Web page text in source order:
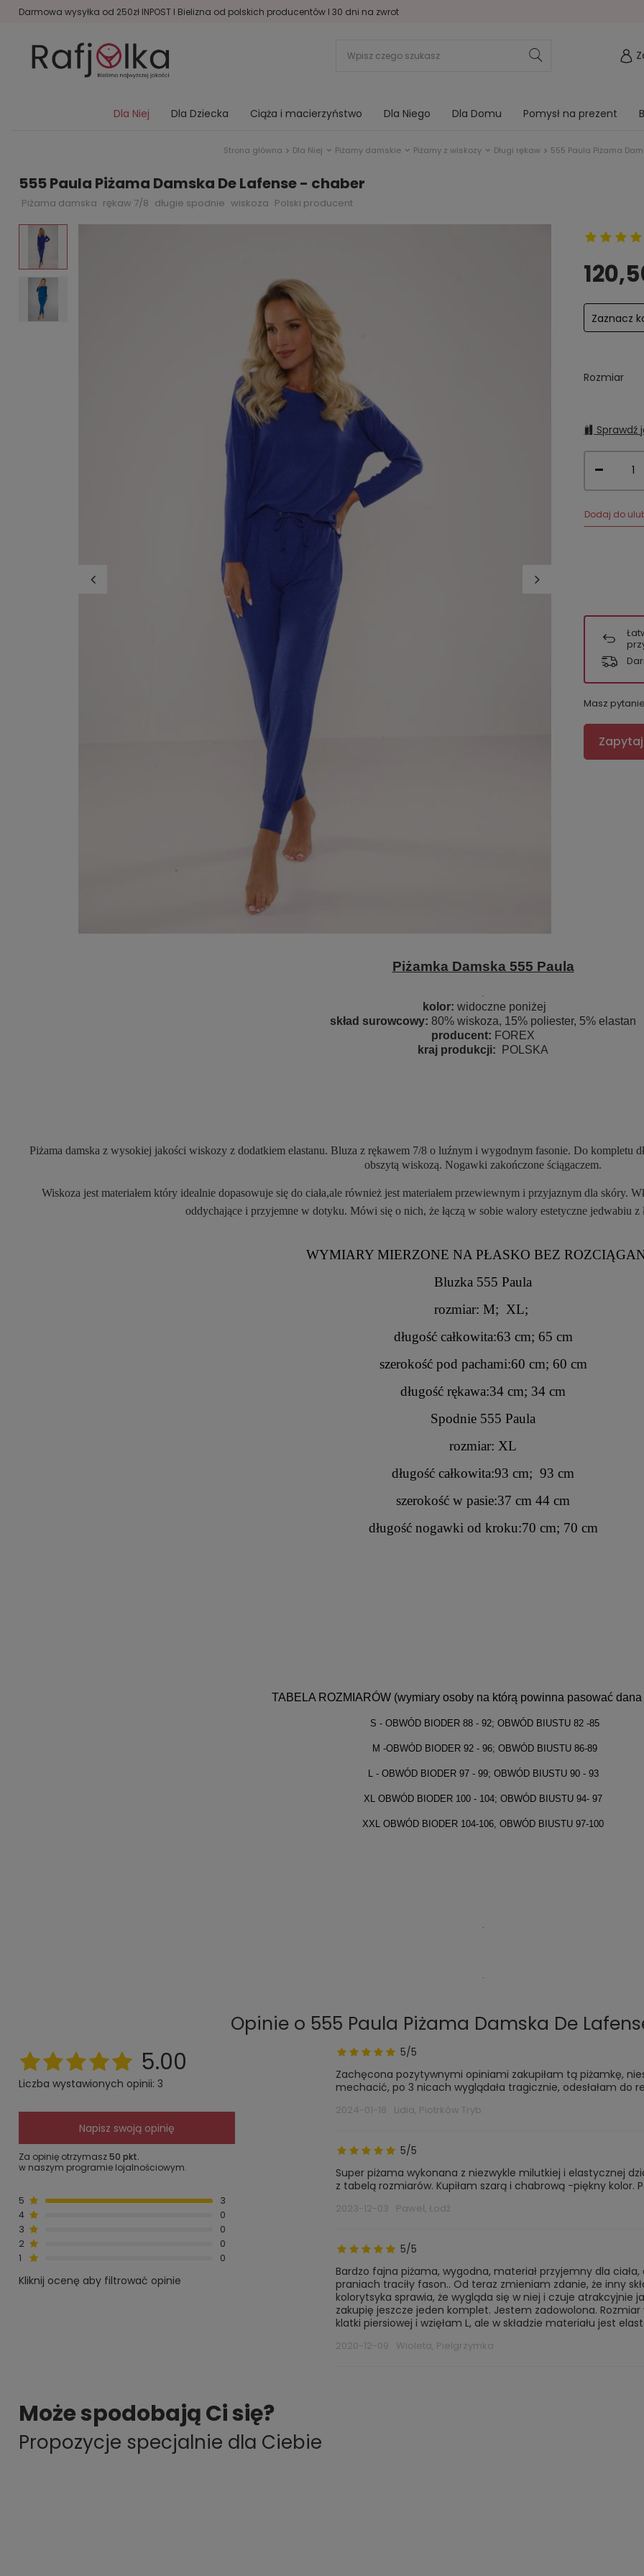
Darmowa wysyłka od 250zł INPOST I Bielizna od polskich producentów I 30 dni na zwrot
Dla Niej Dla Dziecka Ciąża i macierzyństwo Dla Niego Dla Domu Pomysł na prezent
Strona główna Dla Niej Piżamy damskie Piżamy z wiskozy Długi rękaw 555 Paula Piżama
555 Paula Piżama Damska De Lafense - chaber
Piżama damska rękaw 7/8 długie spodnie wiskoza Polski producent
Zaznacz
Rozmiar
Sprawdź
Dodaj do
Masz
Piżamka Damska 555 Paula
.
kolor: widoczne poniżej
skład surowcowy: 80% wiskoza, 15% poliester, 5% elastan
producent: FOREX
kraj produkcji: POLSKA
Piżama damska z wysokiej jakości wiskozy z dodatkiem elastanu. Bluza z rękawem 7/8 o luźnym i wygodnym fasonie. Do kompletu
obszytą wiskozą. Nogawki zakończone ściągaczem.
Wiskoza jest materiałem który idealnie dopasowuje się do ciała,ale również jest materiałem przewiewnym i przyjaznym dla skóry.
oddychające i przyjemne w dotyku. Mówi się o nich, że łączą w sobie walory estetyczne jedwabiu z
WYMIARY MIERZONE NA PŁASKO BEZ
Bluzka 555 Paula
rozmiar: M; XL;
długość całkowita:63 cm; 65 cm
szerokość pod pachami:60 cm; 60 cm
długość rękawa:34 cm; 34 cm
Spodnie 555 Paula
rozmiar: XL
długość całkowita:93 cm; 93 cm
szerokość w pasie:37 cm 44 cm
długość nogawki od kroku:70 cm; 70 cm
TABELA ROZMIARÓW (wymiary osoby na którą powinna pasować
S - OBWÓD BIODER 88 - 92; OBWÓD BIUSTU 82 -85
M -OBWÓD BIODER 92 - 96; OBWÓD BIUSTU 86-89
L - OBWÓD BIODER 97 - 99; OBWÓD BIUSTU 90 - 93
XL OBWÓD BIODER 100 - 104; OBWÓD BIUSTU 94- 97
XXL OBWÓD BIODER 104-106, OBWÓD BIUSTU 97-100
.
.
Opinie o 555 Paula Piżama Damska De
5.00
Liczba wystawionych opinii: 3
Napisz swoją opinię
Za opinię otrzymasz50 pkt.
w naszym programie lojalnościowym.
5
3
4
0
3
0
2
0
1
0
Kliknij ocenę aby filtrować opinie
5/5
Zachęcona pozytywnymi opiniami zakupiłam tą piżamkę,
mechacić, po 3 nicach wyglądała tragicznie, odesłałam do
2024-01-18 Lidia, Piotrków Tryb.
5/5
Super piżama wykonana z niezwykle milutkiej i elastycznej
z tabelą rozmiarów. Kupiłam szarą i chabrową -piękny kolor.
2023-12-03 Paweł, Łodź
5/5
Bardzo fajna piżama, wygodna, materiał przyjemny dla
praniach traciły fason.. Od teraz zmieniam zdanie, że inny
kolorytsyka sprawia, że wygląda się w niej i czuje atrakcyjnie
zakupię jeszcze jeden komplet. Jestem zadowolona.
klatki piersiowej i wzięłam L, ale w składzie materiału jest
2020-12-09 Wioleta, Pielgrzymka
Może spodobają Ci się?
Propozycje specjalnie dla Ciebie